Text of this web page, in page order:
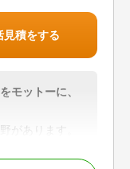
相談無料 /
事務所面談可
見積をする
モットーに、
があります。
大級。申告を
く変わってし